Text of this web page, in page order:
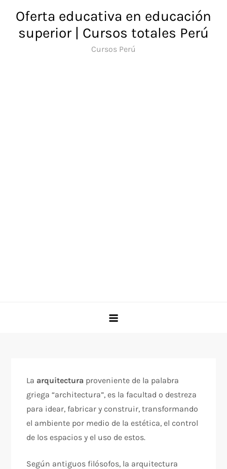
contenido
Oferta educativa en educación
superior | Cursos totales Perú
Cursos Perú
La arquitectura proveniente de la palabra
griega “architectura”, es la facultad o destreza
para idear, fabricar y construir, transformando
el ambiente por medio de la estética, el control
de los espacios y el uso de estos.
Según antiguos filósofos, la arquitectura